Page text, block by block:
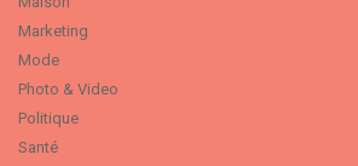
Marketing
Mode
Photo & Video
Politique
Santé